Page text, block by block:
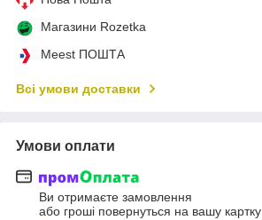
Магазини Rozetka
Meest ПОШТА
Всі умови доставки
Умови оплати
Ви отримаєте замовлення
або гроші повернуться на вашу картку